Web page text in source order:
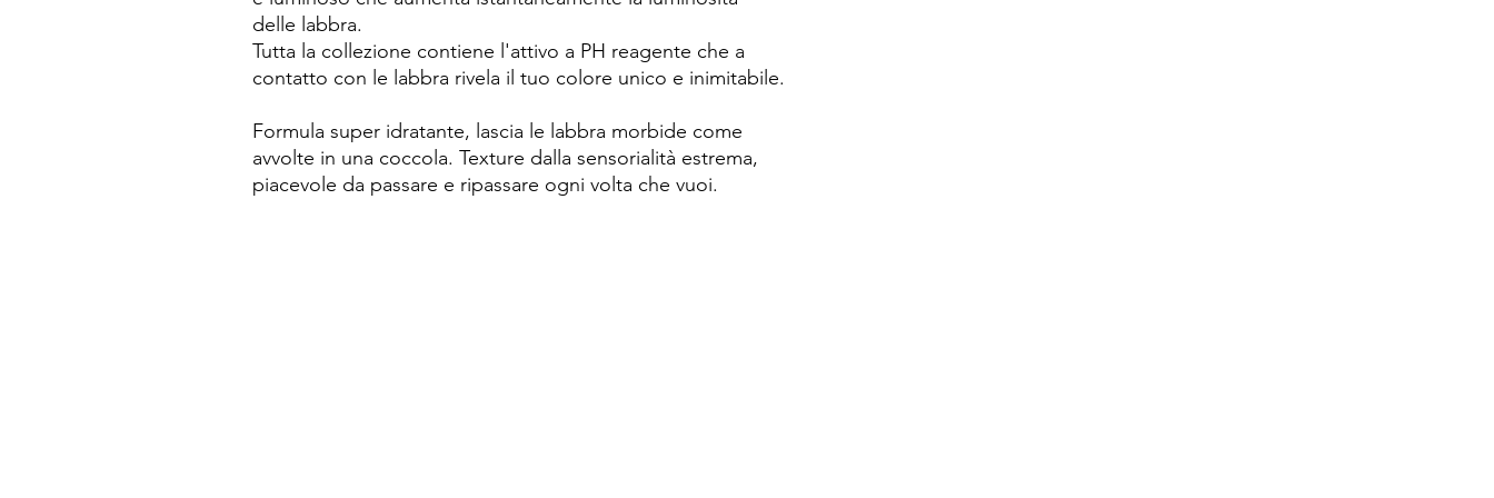
delle labbra. ​
​Tutta la collezione contiene l'attivo a PH reagente che a
contatto con le labbra rivela il tuo colore unico e inimitabile. ​
Formula super idratante, lascia le labbra morbide come
avvolte in una coccola. Texture dalla sensorialità estrema,
piacevole da passare e ripassare ogni volta che vuoi.